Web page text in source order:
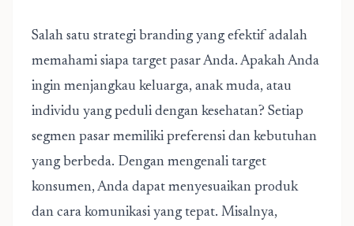
Salah satu strategi branding yang efektif adalah
memahami siapa target pasar Anda. Apakah Anda
ingin menjangkau keluarga, anak muda, atau
individu yang peduli dengan kesehatan? Setiap
segmen pasar memiliki preferensi dan kebutuhan
yang berbeda. Dengan mengenali target
konsumen, Anda dapat menyesuaikan produk
dan cara komunikasi yang tepat. Misalnya,